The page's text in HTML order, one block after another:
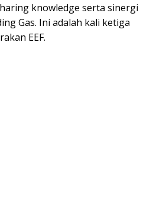
knowledge serta sinergi
Gas. Ini adalah kali ketiga
EEF.